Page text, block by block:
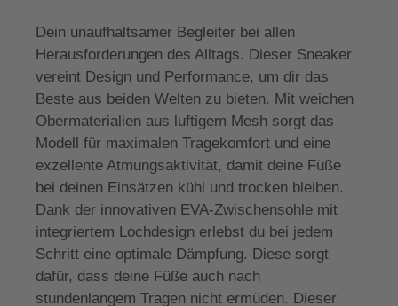
Dein unaufhaltsamer Begleiter bei allen
Herausforderungen des Alltags. Dieser Sneaker
vereint Design und Performance, um dir das
Beste aus beiden Welten zu bieten. Mit weichen
Obermaterialien aus luftigem Mesh sorgt das
Modell für maximalen Tragekomfort und eine
exzellente Atmungsaktivität, damit deine Füße
bei deinen Einsätzen kühl und trocken bleiben.
Dank der innovativen EVA-Zwischensohle mit
integriertem Lochdesign erlebst du bei jedem
Schritt eine optimale Dämpfung. Diese sorgt
dafür, dass deine Füße auch nach
stundenlangem Tragen nicht ermüden. Dieser